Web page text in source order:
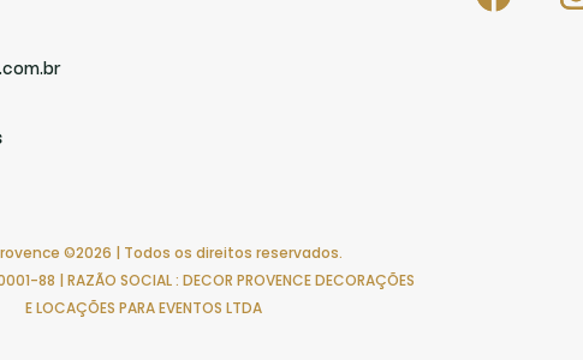
©2026 | Todos os direitos reservados.
88 | RAZÃO SOCIAL : DECOR PROVENCE DECORAÇÕES
E LOCAÇÕES PARA EVENTOS LTDA